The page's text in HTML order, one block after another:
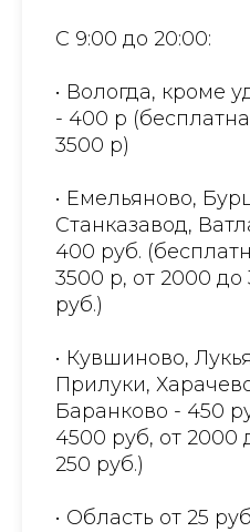
С 9:00 до 20:00:
• Вологда, кроме
- 400 р
3500 р)
• Емельяново,
Станказавод,
400 руб.
3500 р, от 2000
руб.)
• Кувшиново,
Прилуки,
Баранково - 450
4500 руб, от 2000
250 руб.)
• Область от 25